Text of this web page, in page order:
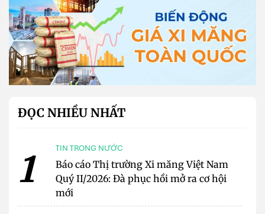
ĐỌC NHIỀU NHẤT
1 TIN TRONG NƯỚC
Báo cáo Thị trường Xi măng Việt Nam
Quý II/2026: Đà phục hồi mở ra cơ hội
mới